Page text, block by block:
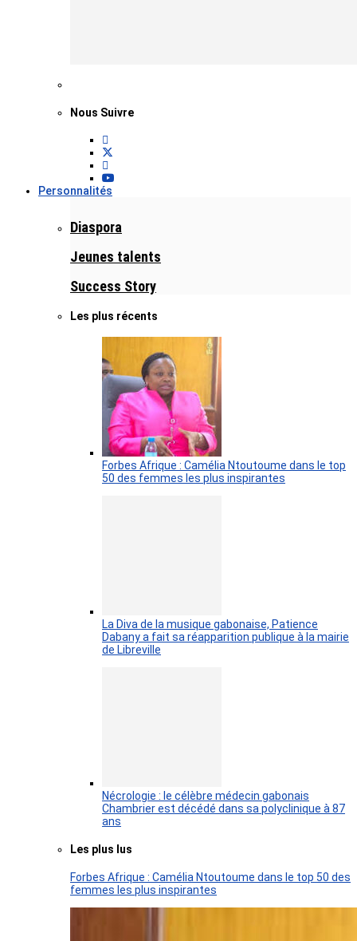
Nous Suivre
Personnalités
Diaspora
Jeunes talents
Success Story
Les plus récents
Forbes Afrique : Camélia Ntoutoume dans le top
50 des femmes les plus inspirantes
La Diva de la musique gabonaise, Patience
Dabany a fait sa réapparition publique à la mairie
de Libreville
Nécrologie : le célèbre médecin gabonais
Chambrier est décédé dans sa polyclinique à 87
ans
Les plus lus
Forbes Afrique : Camélia Ntoutoume dans le top 50 des
femmes les plus inspirantes